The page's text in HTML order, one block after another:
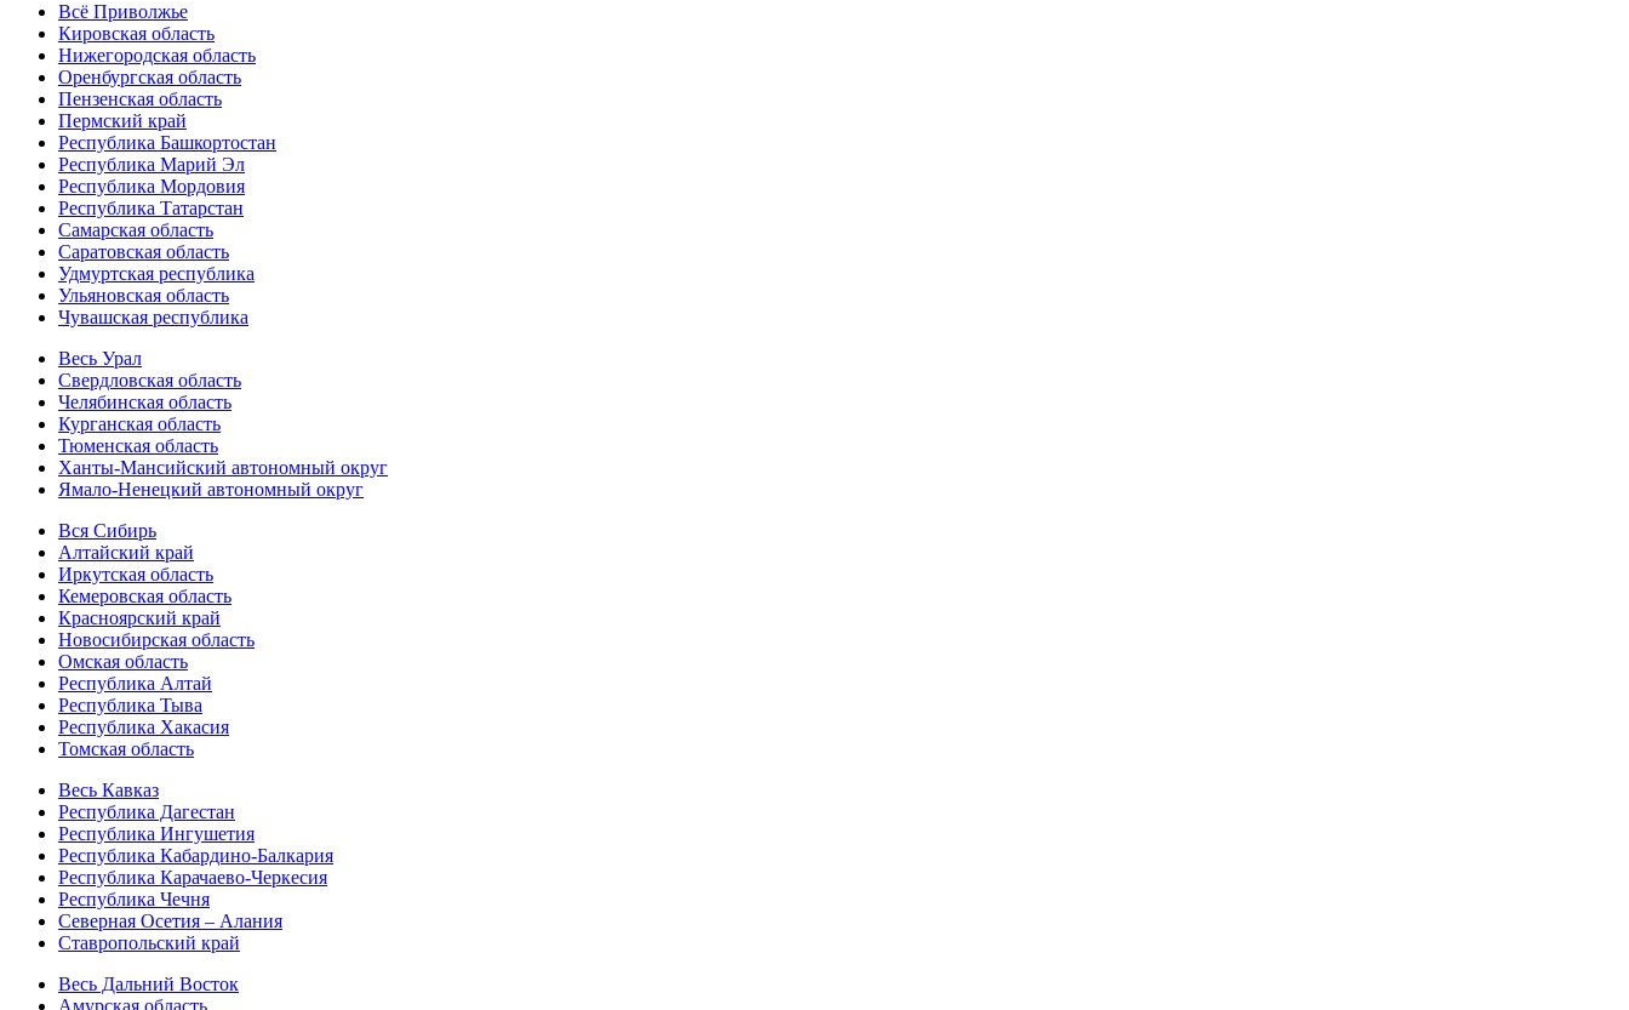
Всё Приволжье
Кировская область
Нижегородская область
Оренбургская область
Пензенская область
Пермский край
Республика Башкортостан
Республика Марий Эл
Республика Мордовия
Республика Татарстан
Самарская область
Саратовская область
Удмуртская республика
Ульяновская область
Чувашская республика
Весь Урал
Свердловская область
Челябинская область
Курганская область
Тюменская область
Ханты-Мансийский автономный округ
Ямало-Ненецкий автономный округ
Вся Сибирь
Алтайский край
Иркутская область
Кемеровская область
Красноярский край
Новосибирская область
Омская область
Республика Алтай
Республика Тыва
Республика Хакасия
Томская область
Весь Кавказ
Республика Дагестан
Республика Ингушетия
Республика Кабардино-Балкария
Республика Карачаево-Черкесия
Республика Чечня
Северная Осетия – Алания
Ставропольский край
Весь Дальний Восток
Амурская область